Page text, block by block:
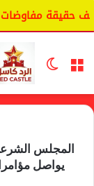
مفاوضات
القائمة الوضع
المجلس
يواصل